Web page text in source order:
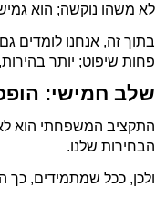
לא משהו נוקשה; הוא
בתוך זה, אנחנו
פחות שיפוט; יותר
שלב חמישי:
התקציב המשפחתי הוא
הבחירות שלנו.
ולכן, ככל שמתמידים, כך